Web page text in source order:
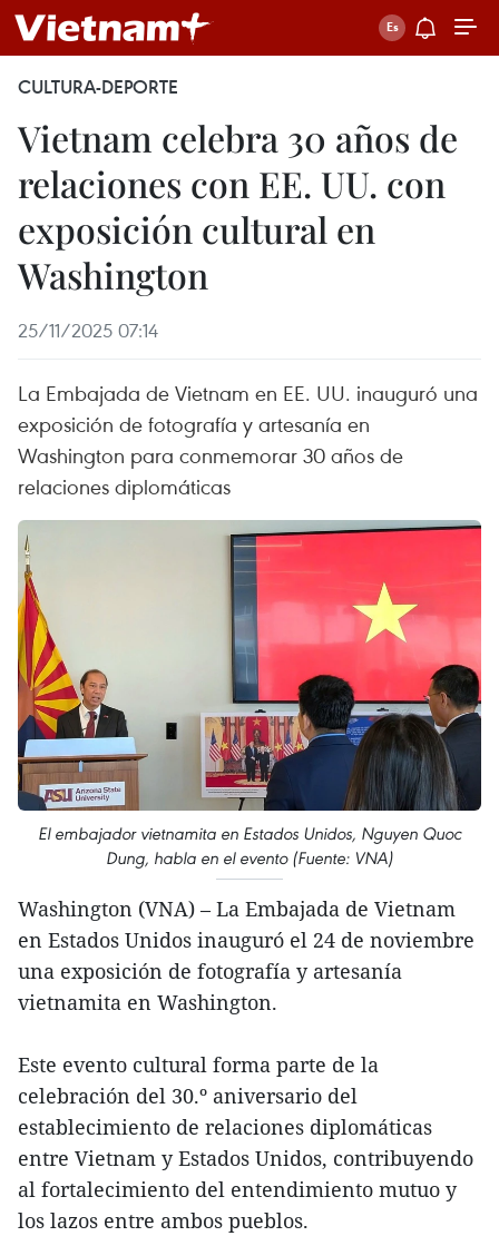
CULTURA-DEPORTE
Vietnam celebra 30 años de
relaciones con EE. UU. con
exposición cultural en
Washington
25/11/2025 07:14
La Embajada de Vietnam en EE. UU. inauguró una
exposición de fotografía y artesanía en
Washington para conmemorar 30 años de
relaciones diplomáticas
El embajador vietnamita en Estados Unidos, Nguyen Quoc
Dung, habla en el evento (Fuente: VNA)
Washington (VNA) – La Embajada de Vietnam
en Estados Unidos inauguró el 24 de noviembre
una exposición de fotografía y artesanía
vietnamita en Washington.
Este evento cultural forma parte de la
celebración del 30.º aniversario del
establecimiento de relaciones diplomáticas
entre Vietnam y Estados Unidos, contribuyendo
al fortalecimiento del entendimiento mutuo y
los lazos entre ambos pueblos.